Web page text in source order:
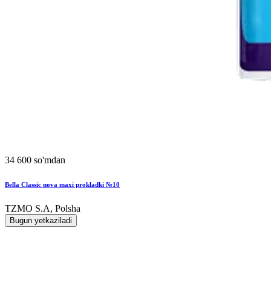
34 600 so'mdan
Bella Classic nova maxi prokladki №10
TZMO S.A, Polsha
Bugun yetkaziladi